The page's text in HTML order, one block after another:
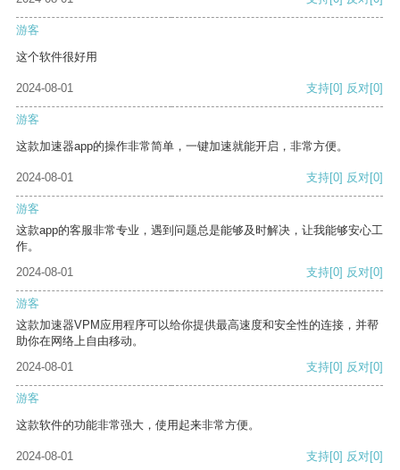
游客
这个软件很好用
2024-08-01 支持[0] 反对[0]
游客
这款加速器app的操作非常简单，一键加速就能开启，非常方便。
2024-08-01 支持[0] 反对[0]
游客
这款app的客服非常专业，遇到问题总是能够及时解决，让我能够安心工
作。
2024-08-01
支持[0] 反对[0]
游客
这款加速器VPM应用程序可以给你提供最高速度和安全性的连接，并帮
助你在网络上自由移动。
2024-08-01
支持[0] 反对[0]
游客
这款软件的功能非常强大，使用起来非常方便。
2024-08-01 支持[0] 反对[0]